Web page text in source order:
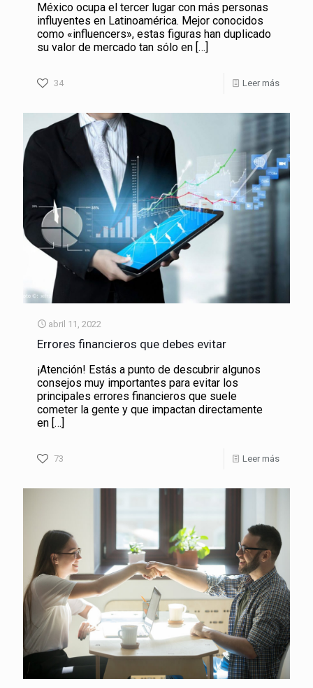
México ocupa el tercer lugar con más personas
influyentes en Latinoamérica. Mejor conocidos
como «influencers», estas figuras han duplicado
su valor de mercado tan sólo en […]
34 Leer más
abril 11, 2022
Errores financieros que debes evitar
¡Atención! Estás a punto de descubrir algunos
consejos muy importantes para evitar los
principales errores financieros que suele
cometer la gente y que impactan directamente
en […]
73 Leer más